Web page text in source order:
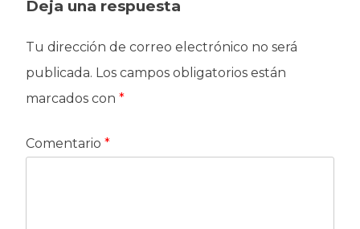
Deja una respuesta
Tu dirección de correo electrónico no será
publicada. Los campos obligatorios están
marcados con *
Comentario *